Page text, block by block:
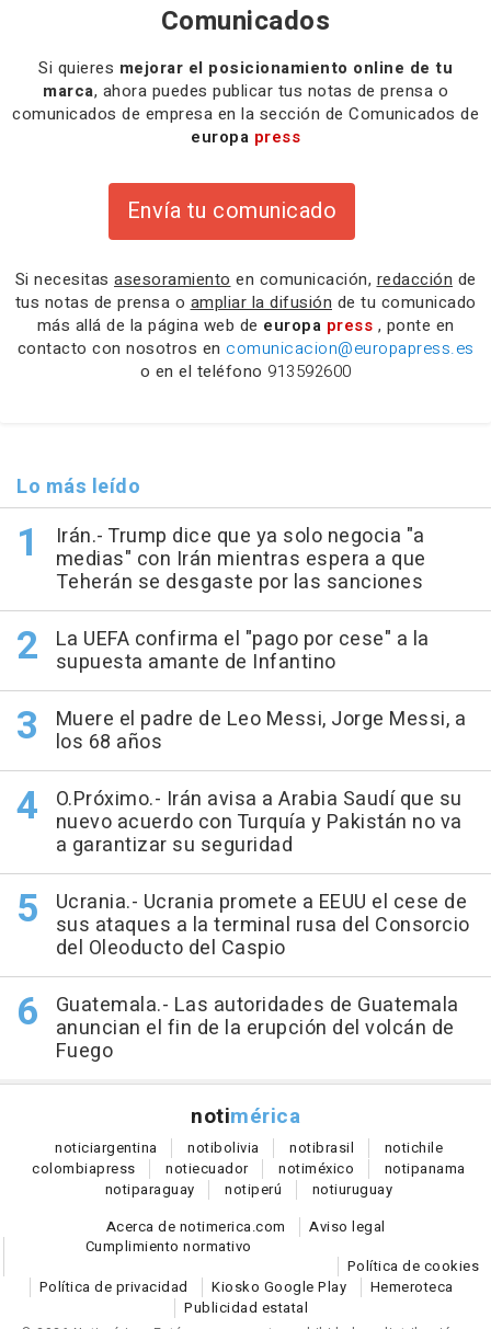
Comunicados
Si quieres mejorar el posicionamiento online de tu
marca, ahora puedes publicar tus notas de prensa o
comunicados de empresa en la sección de Comunicados de
europa press
Envía tu comunicado
Si necesitas asesoramiento en comunicación, redacción de
tus notas de prensa o ampliar la difusión de tu comunicado
más allá de la página web de europa press , ponte en
contacto con nosotros en comunicacion@europapress.es
o en el teléfono 913592600
Lo más leído
Irán.- Trump dice que ya solo negocia "a
medias" con Irán mientras espera a que
Teherán se desgaste por las sanciones
La UEFA confirma el "pago por cese" a la
supuesta amante de Infantino
Muere el padre de Leo Messi, Jorge Messi, a
los 68 años
O.Próximo.- Irán avisa a Arabia Saudí que su
nuevo acuerdo con Turquía y Pakistán no va
a garantizar su seguridad
Ucrania.- Ucrania promete a EEUU el cese de
sus ataques a la terminal rusa del Consorcio
del Oleoducto del Caspio
Guatemala.- Las autoridades de Guatemala
anuncian el fin de la erupción del volcán de
Fuego
notimérica
noticiargentina notibolivia notibrasil notichile
colombiapress notiecuador notiméxico notipanama
notiparaguay notiperú notiuruguay
Acerca de notimerica.com
Aviso legal
Cumplimiento normativo
Política de cookies
Política de privacidad
Kiosko Google Play
Hemeroteca
Publicidad estatal